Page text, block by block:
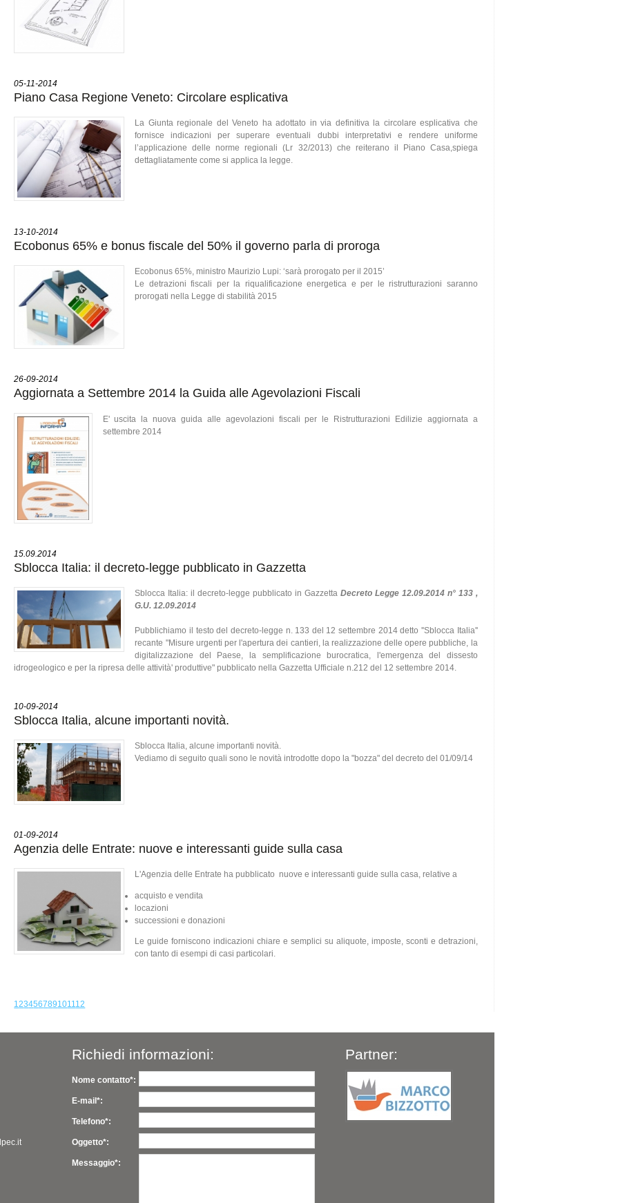
05-11-2014
Piano Casa Regione Veneto: Circolare esplicativa
La Giunta regionale del Veneto ha adottato in via definitiva la circolare esplicativa che
fornisce indicazioni per superare eventuali dubbi interpretativi e rendere uniforme
l’applicazione delle norme regionali (Lr 32/2013) che reiterano il Piano Casa,spiega
dettagliatamente come si applica la legge.
13-10-2014
Ecobonus 65% e bonus fiscale del 50% il governo parla di proroga
Ecobonus 65%, ministro Maurizio Lupi: ‘sarà prorogato per il 2015’
Le detrazioni fiscali per la riqualificazione energetica e per le ristrutturazioni saranno
prorogati nella Legge di stabilità 2015
26-09-2014
Aggiornata a Settembre 2014 la Guida alle Agevolazioni Fiscali
E' uscita la nuova guida alle agevolazioni fiscali per le Ristrutturazioni Edilizie aggiornata a
settembre 2014
15.09.2014
Sblocca Italia: il decreto-legge pubblicato in Gazzetta
Sblocca Italia: il decreto-legge pubblicato in Gazzetta Decreto Legge 12.09.2014 n° 133 ,
G.U. 12.09.2014
Pubblichiamo il testo del decreto-legge n. 133 del 12 settembre 2014 detto ''Sblocca Italia''
recante "Misure urgenti per l'apertura dei cantieri, la realizzazione delle opere pubbliche, la
digitalizzazione del Paese, la semplificazione burocratica, l'emergenza del dissesto
idrogeologico e per la ripresa delle attività' produttive" pubblicato nella Gazzetta Ufficiale n.212 del 12 settembre 2014.
10-09-2014
Sblocca Italia, alcune importanti novità.
Sblocca Italia, alcune importanti novità.
Vediamo di seguito quali sono le novità introdotte dopo la "bozza" del decreto del 01/09/14
01-09-2014
Agenzia delle Entrate: nuove e interessanti guide sulla casa
L'Agenzia delle Entrate ha pubblicato nuove e interessanti guide sulla casa, relative a
acquisto e vendita
locazioni
successioni e donazioni
Le guide forniscono indicazioni chiare e semplici su aliquote, imposte, sconti e detrazioni,
con tanto di esempi di casi particolari.
123456789101112
Richiedi informazioni:
Nome contatto*:
E-mail*:
Telefono*:
Oggetto*:
Messaggio*:
Partner: